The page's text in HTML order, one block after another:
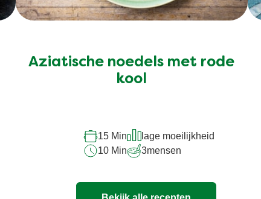
Aziatische noedels met rode
kool
15 Min
lage moeilijkheid
10 Min
3mensen